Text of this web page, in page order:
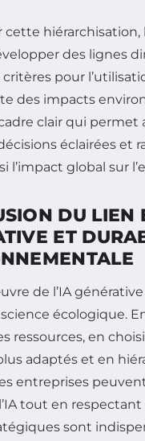
cette hiérarchisation,
des lignes
pour
des impacts
clair qui permet
éclairées et
l’impact global sur
DU LIEN
ET
de l’IA
écologique.
ressources, en
adaptés et en
entreprises
tout en
sont